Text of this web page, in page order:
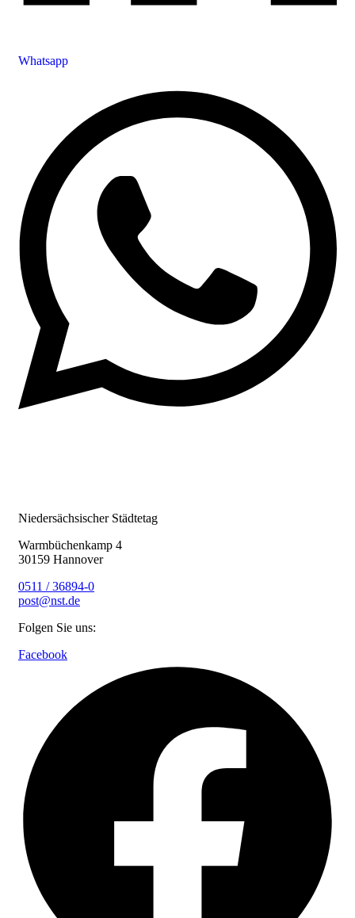
Whatsapp
Niedersächsischer Städtetag
Warmbüchenkamp 4
30159 Hannover
0511 / 36894-0
post@nst.de
Folgen Sie uns:
Facebook